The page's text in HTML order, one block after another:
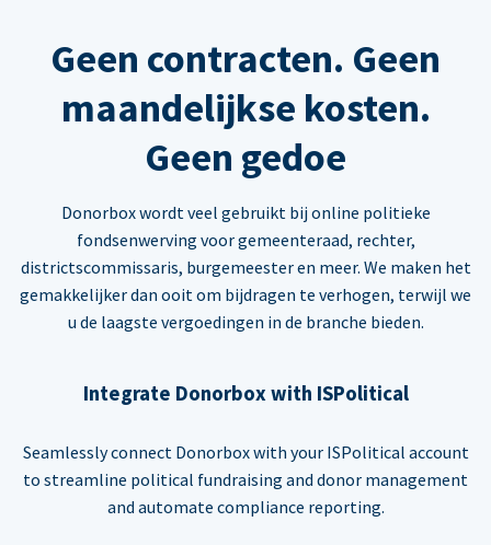
Geen contracten. Geen
maandelijkse kosten.
Geen gedoe
Donorbox wordt veel gebruikt bij online politieke
fondsenwerving voor gemeenteraad, rechter,
districtscommissaris, burgemeester en meer. We maken het
gemakkelijker dan ooit om bijdragen te verhogen, terwijl we
u de laagste vergoedingen in de branche bieden.
Integrate Donorbox with ISPolitical
Seamlessly connect Donorbox with your ISPolitical account
to streamline political fundraising and donor management
and automate compliance reporting.